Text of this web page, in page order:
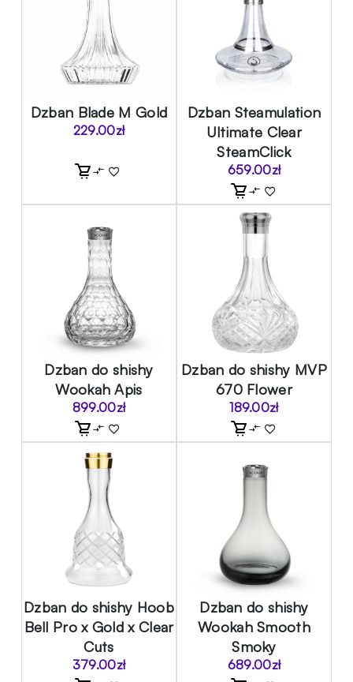
Dzban Blade M Gold
229.00zł
Dzban Steamulation
Ultimate Clear
SteamClick
659.00zł
Dzban do shishy
Wookah Apis
899.00zł
Dzban do shishy MVP
670 Flower
189.00zł
Dzban do shishy Hoob
Bell Pro x Gold x Clear
Cuts
379.00zł
Dzban do shishy
Wookah Smooth
Smoky
689.00zł